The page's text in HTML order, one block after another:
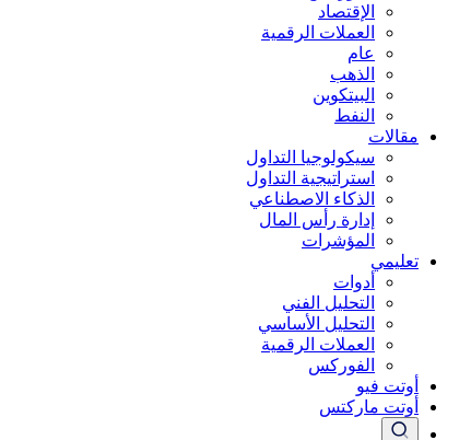
الإقتصاد
العملات الرقمیة
عام
الذهب
البيتكوين
النفط
مقالات
سيكولوجيا التداول
استراتيجية التداول
الذكاء الاصطناعي
إدارة رأس المال
المؤشرات
تعليمي
أدوات
التحليل الفني
التحليل الأساسي
العملات الرقمية
الفوركس
أوتت فيو
أوتت ماركتس